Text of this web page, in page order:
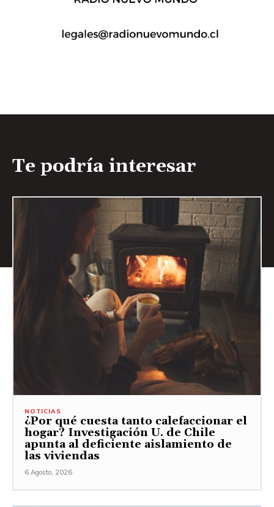
Te podría interesar
NOTICIAS
¿Por qué cuesta tanto calefaccionar el
hogar? Investigación U. de Chile
apunta al deficiente aislamiento de
las viviendas
6 Agosto, 2026